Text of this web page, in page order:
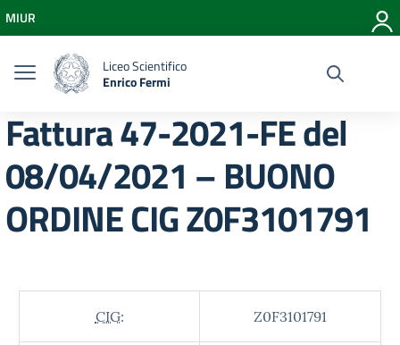
Vai al menu di navigazione
Vai al footer
MIUR
Liceo Scientifico
Enrico Fermi
Fattura 47-2021-FE del
08/04/2021 – BUONO
ORDINE CIG Z0F3101791
CIG: Z0F3101791